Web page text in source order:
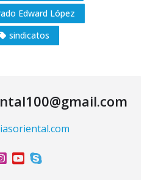
Edward López
sindicatos